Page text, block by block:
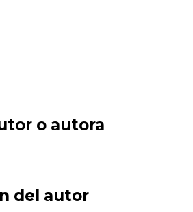
o autora
del autor